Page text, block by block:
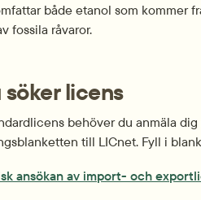
både etanol som kommer
fossila råvaror.
licens
behöver du anmäla
till LICnet. Fyll i
ansökan av import- och